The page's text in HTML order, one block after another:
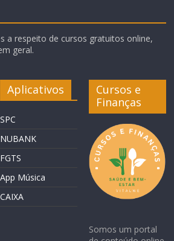
a respeito de cursos gratuitos online,
geral.
Aplicativos
SPC
NUBANK
FGTS
App Música
CAIXA
Cursos e
Finanças
Somos um portal